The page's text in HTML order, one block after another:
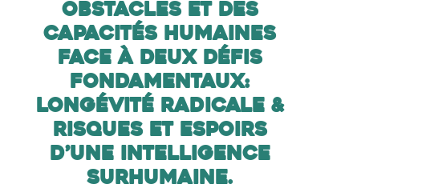
obstacles et des
capacités humaines
face à deux défis
fondamentaux:
Longévité radicale &
Risques et espoirs
d’une intelligence
surhumaine.